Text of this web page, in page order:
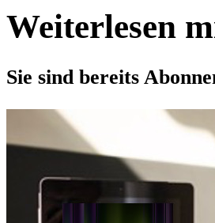
Weiterlesen
Sie sind bereits